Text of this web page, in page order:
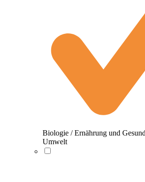
Biologie / Ernährung und
Umwelt